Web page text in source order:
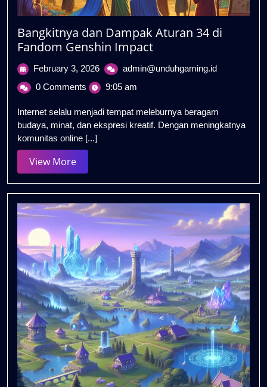
Bangkitnya dan Dampak Aturan 34 di
Fandom Genshin Impact
February 3, 2026February
2026
admin@unduhgaming.idBangkitnya
34
di
0 Comments 9:05 am
Internet selalu menjadi tempat meleburnya beragam
budaya, minat, dan ekspresi kreatif. Dengan meningkatnya
komunitas online [...]
View MoreView
More